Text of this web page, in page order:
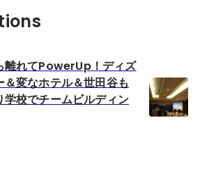
離れてPowerUp！ディズ
＆変なホテル＆世田谷も
学校でチームビルディン